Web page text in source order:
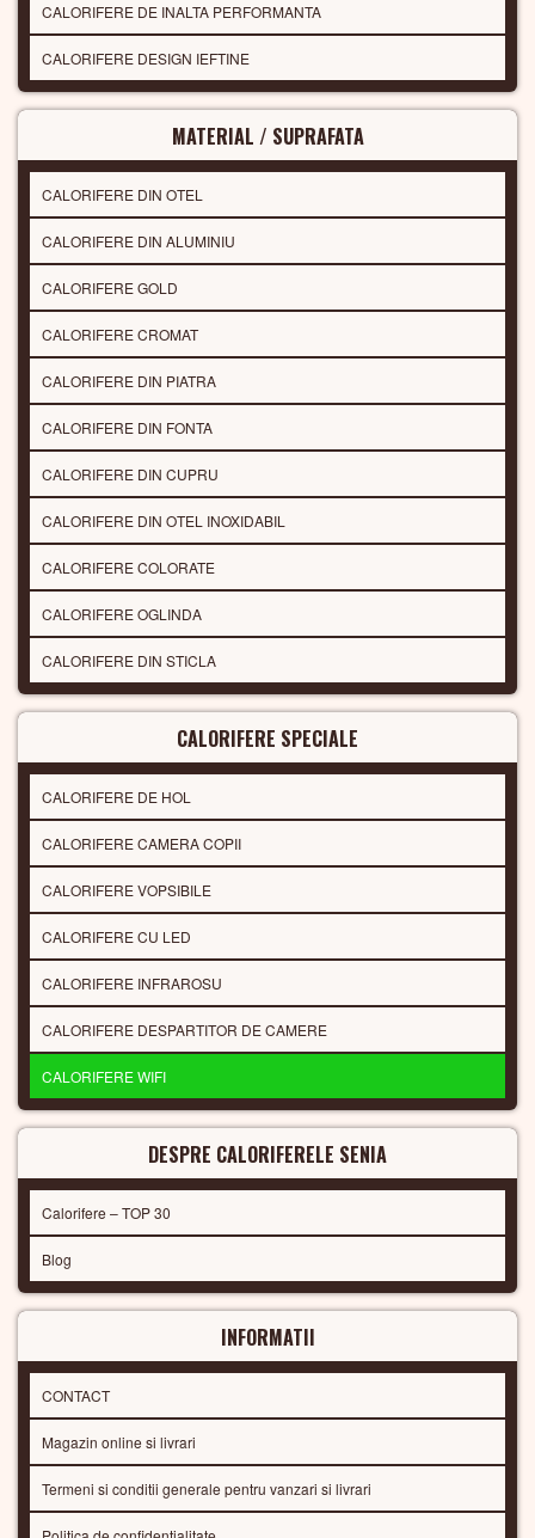
CALORIFERE DE INALTA PERFORMANTA
CALORIFERE DESIGN IEFTINE
MATERIAL / SUPRAFATA
CALORIFERE DIN OTEL
CALORIFERE DIN ALUMINIU
CALORIFERE GOLD
CALORIFERE CROMAT
CALORIFERE DIN PIATRA
CALORIFERE DIN FONTA
CALORIFERE DIN CUPRU
CALORIFERE DIN OTEL INOXIDABIL
CALORIFERE COLORATE
CALORIFERE OGLINDA
CALORIFERE DIN STICLA
CALORIFERE SPECIALE
CALORIFERE DE HOL
CALORIFERE CAMERA COPII
CALORIFERE VOPSIBILE
CALORIFERE CU LED
CALORIFERE INFRAROSU
CALORIFERE DESPARTITOR DE CAMERE
CALORIFERE WIFI
DESPRE CALORIFERELE SENIA
Calorifere – TOP 30
Blog
INFORMATII
CONTACT
Magazin online si livrari
Termeni si conditii generale pentru vanzari si livrari